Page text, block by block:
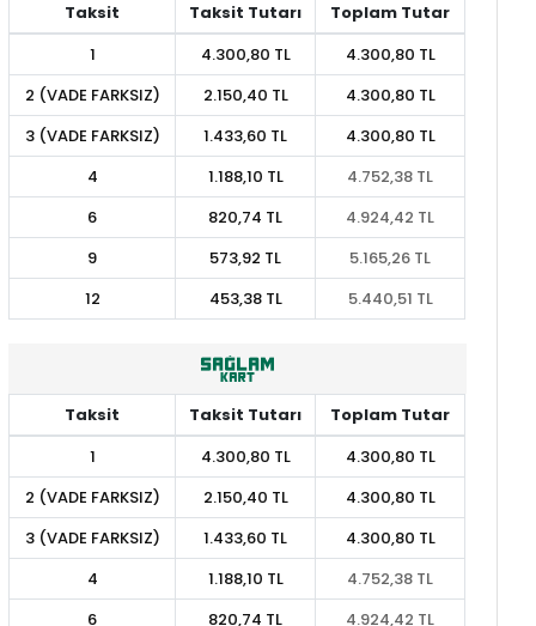
Taksit Taksit Tutarı
Toplam Tutar
1
4.300,80 TL
4.300,80 TL
2 (VADE FARKSIZ)
2.150,40 TL
4.300,80 TL
3 (VADE FARKSIZ)
1.433,60 TL
4.300,80 TL
4
1.188,10 TL
4.752,38 TL
6
820,74 TL
4.924,42 TL
9
573,92 TL
5.165,26 TL
12
453,38 TL 5.440,51 TL
Taksit Taksit Tutarı
Toplam Tutar
1
4.300,80 TL
4.300,80 TL
2 (VADE FARKSIZ)
2.150,40 TL
4.300,80 TL
3 (VADE FARKSIZ)
1.433,60 TL
4.300,80 TL
4
1.188,10 TL
4.752,38 TL
6
820,74 TL
4.924,42 TL